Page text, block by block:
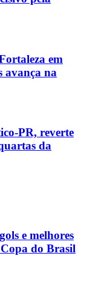
em
avança na
PR, reverte
da
e melhores
do Brasil